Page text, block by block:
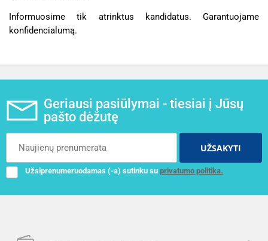
Informuosime tik atrinktus kandidatus. Garantuojame
konfidencialumą.
Geriausi pasiūlymai - tiesiai į Jūsų
pašto dėžutę
UŽSAKYTI
Užsiprenumeruodamas (-a) sutinku su privatumo politika.